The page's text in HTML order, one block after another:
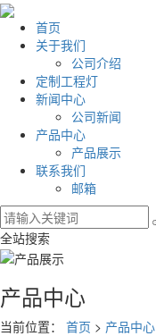
首页
关于我们
公司介绍
定制工程灯
新闻中心
公司新闻
产品中心
产品展示
联系我们
邮箱
全站搜索
产品中心
当前位置： 首页 > 产品中心